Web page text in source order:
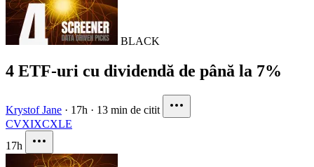
BLACK
4 ETF-uri cu dividendă de până la 7%
Krystof Jane · 17h · 13 min de citit
CVXIXCXLE
17h